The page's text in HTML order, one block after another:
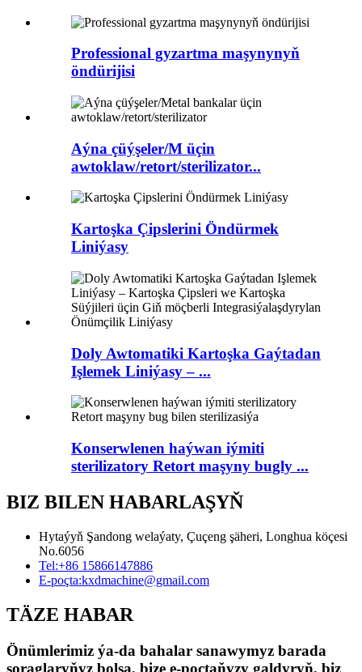
Professional gyzartma maşynynyň
öndürijisi
Aýna çüýşeler/M üçin
awtoklaw/retort/sterilizator...
Kartoşka Çipslerini Öndürmek
Liniýasy
Doly Awtomatiki Kartoşka Gaýtadan
Işlemek Liniýasy – ...
Konserwlenen haýwan iýmiti
sterilizatory Retort maşyny bugly ...
BIZ BILEN HABARLAŞYŇ
Hytaýyň Şandong welaýaty, Çuçeng şäheri, Longhua köçesi
No.6056
Tel:+86 15866147886
E-poçta:kxdmachine@gmail.com
TÄZE HABAR
Önümlerimiz ýa-da bahalar sanawymyz barada
soraglaryňyz bolsa, bize e-poçtaňyzy galdyryň, biz